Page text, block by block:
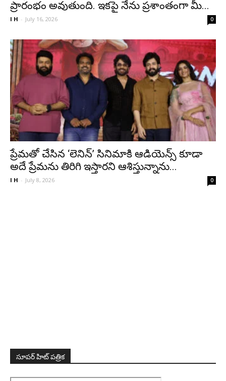
ప్రారంభం అవుతుంది. ఇకపై నేను ప్రశాంతంగా మీ...
I H - July 16, 2026 0
ప్రేమతో చేసిన ‘లెనిన్’ సినిమాకి ఆడియెన్స్ కూడా
అదే ప్రేమను తిరిగి ఇస్తారని ఆశిస్తున్నాను...
I H - July 8, 2026 0
సూపర్ హిట్ పత్రిక